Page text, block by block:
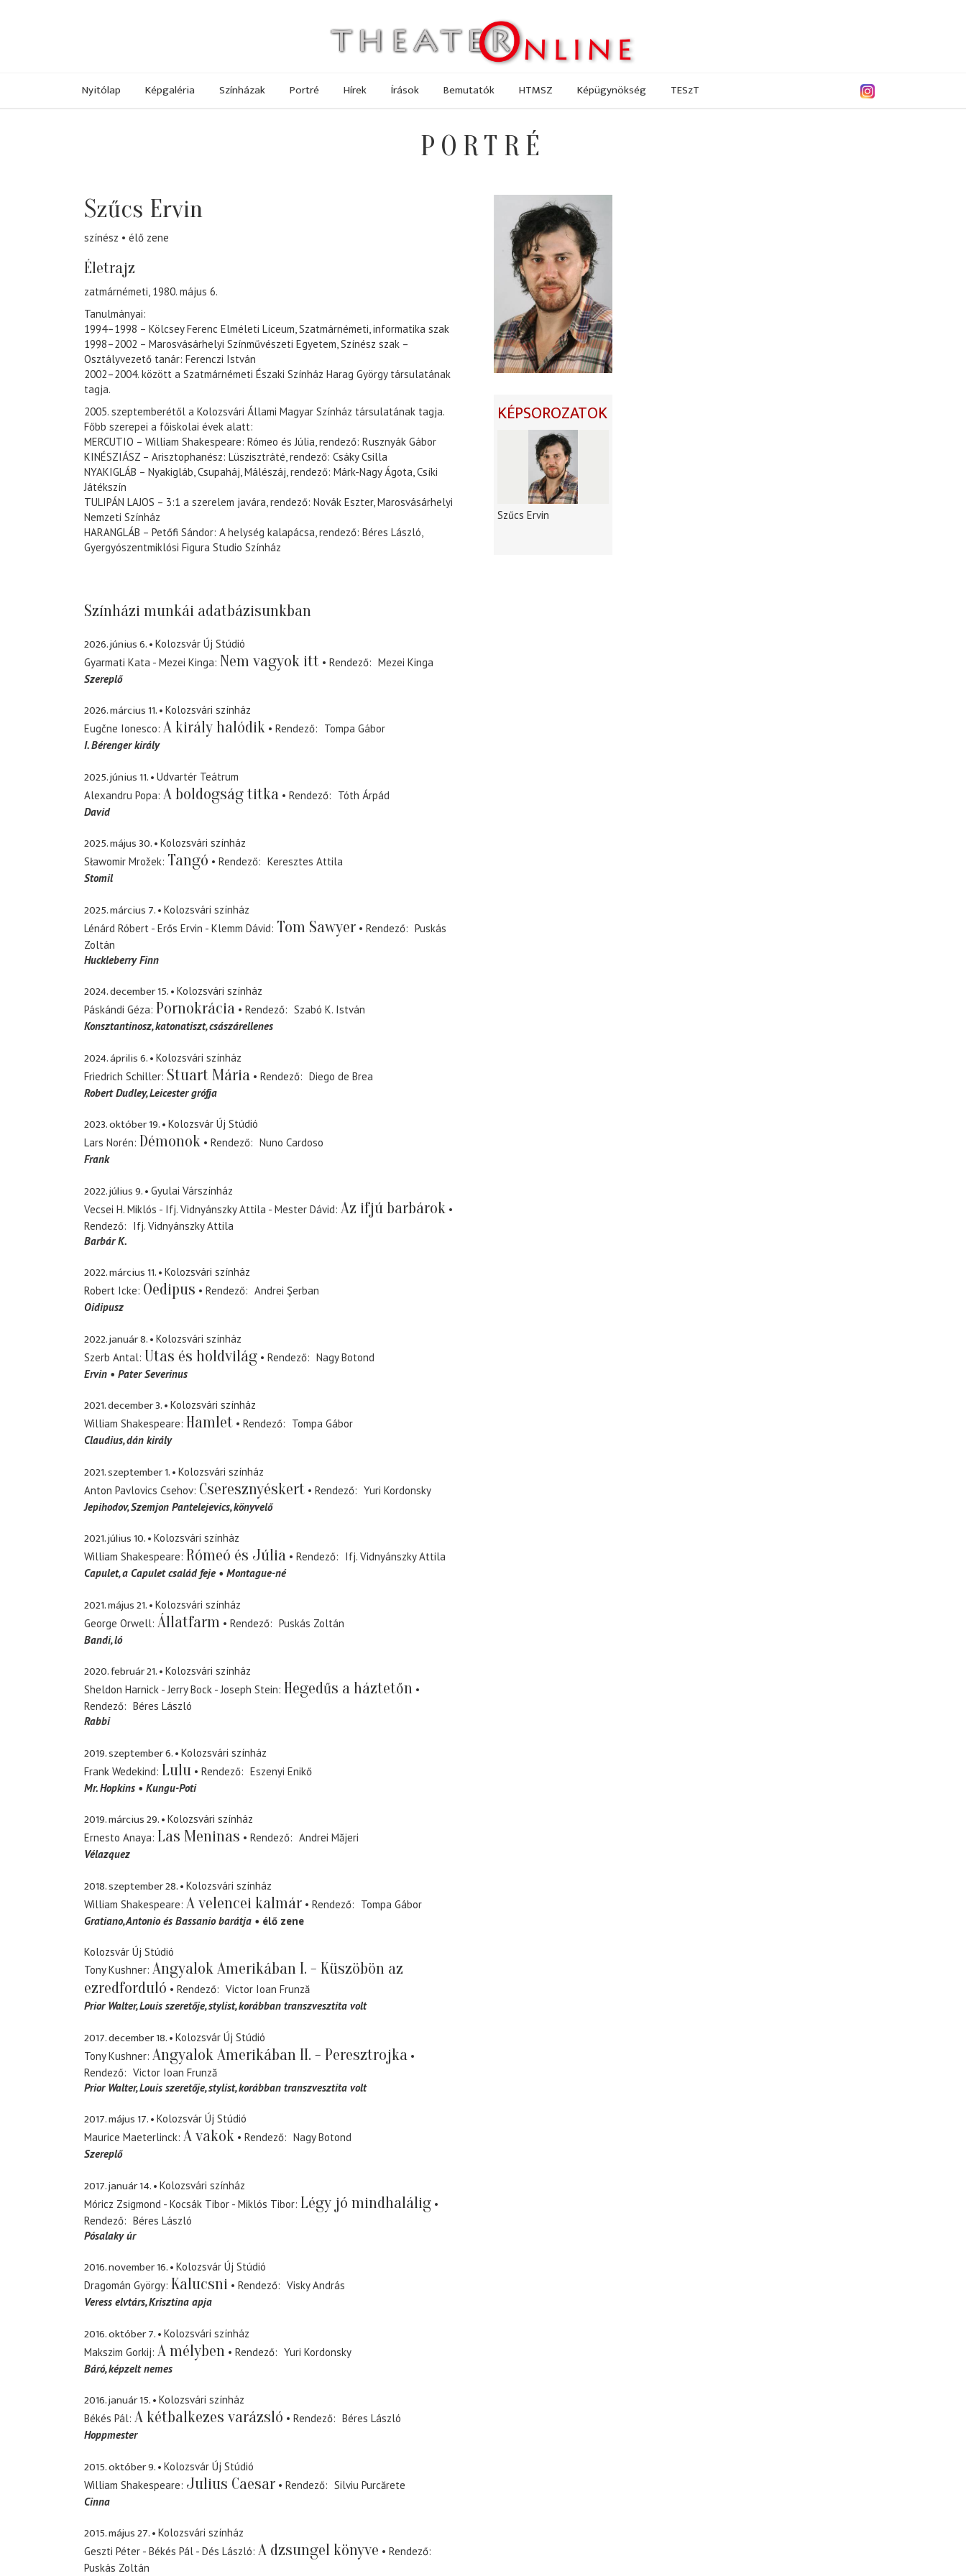
Nyitólap Képgaléria Színházak Portré Hírek Írások Bemutatók HTMSZ Képügynökség TESzT
PORTRÉ
Szűcs Ervin
színész élő zene
Életrajz
zatmárnémeti, 1980. május 6.
Tanulmányai:
1994–1998 – Kölcsey Ferenc Elméleti Líceum, Szatmárnémeti, informatika szak
1998–2002 – Marosvásárhelyi Színművészeti Egyetem, Színész szak –
Osztályvezető tanár: Ferenczi István
2002–2004. között a Szatmárnémeti Északi Színház Harag György társulatának
tagja.
2005. szeptemberétől a Kolozsvári Állami Magyar Színház társulatának tagja.
Főbb szerepei a főiskolai évek alatt:
MERCUTIO – William Shakespeare: Rómeo és Júlia, rendező: Rusznyák Gábor
KINÉSZIÁSZ – Arisztophanész: Lüszisztráté, rendező: Csáky Csilla
NYAKIGLÁB – Nyakigláb, Csupaháj, Málészáj, rendező: Márk-Nagy Ágota, Csíki
Játékszín
TULIPÁN LAJOS – 3:1 a szerelem javára, rendező: Novák Eszter, Marosvásárhelyi
Nemzeti Színház
HARANGLÁB – Petőfi Sándor: A helység kalapácsa, rendező: Béres László,
Gyergyószentmiklósi Figura Studio Színház
Színházi munkái adatbázisunkban
2026. június 6.
Kolozsvár Új Stúdió
Gyarmati Kata - Mezei Kinga Nem vagyok itt Rendező
Mezei Kinga
Szereplő
2026. március 11.
Kolozsvári színház
Eugčne Ionesco A király halódik Rendező
Tompa Gábor
I. Bérenger király
2025. június 11.
Udvartér Teátrum
Alexandru Popa A boldogság titka Rendező
Tóth Árpád
David
2025. május 30.
Kolozsvári színház
Sławomir Mrožek Tangó Rendező
Keresztes Attila
Stomil
2025. március 7.
Kolozsvári színház
Lénárd Róbert - Erős Ervin - Klemm Dávid Tom Sawyer Rendező
Puskás
Zoltán
Huckleberry Finn
2024. december 15.
Kolozsvári színház
Páskándi Géza Pornokrácia Rendező
Szabó K. István
Konsztantinosz katonatiszt, császárellenes
2024. április 6.
Kolozsvári színház
Friedrich Schiller Stuart Mária Rendező
Diego de Brea
Robert Dudley Leicester grófja
2023. október 19.
Kolozsvár Új Stúdió
Lars Norén Démonok Rendező
Nuno Cardoso
Frank
2022. július 9.
Gyulai Várszínház
Vecsei H. Miklós - Ifj. Vidnyánszky Attila - Mester Dávid Az ifjú barbárok
Rendező
Ifj. Vidnyánszky Attila
Barbár K.
2022. március 11.
Kolozsvári színház
Robert Icke Oedipus Rendező
Andrei Şerban
Oidipusz
2022. január 8.
Kolozsvári színház
Szerb Antal Utas és holdvilág Rendező
Nagy Botond
Ervin
Pater Severinus
2021. december 3.
Kolozsvári színház
William Shakespeare Hamlet Rendező
Tompa Gábor
Claudius dán király
2021. szeptember 1.
Kolozsvári színház
Anton Pavlovics Csehov Cseresznyéskert Rendező
Yuri Kordonsky
Jepihodov Szemjon Pantelejevics, könyvelő
2021. július 10.
Kolozsvári színház
William Shakespeare Rómeó és Júlia Rendező
Ifj. Vidnyánszky Attila
Capulet a Capulet család feje Montague-né
2021. május 21.
Kolozsvári színház
George Orwell Állatfarm Rendező
Puskás Zoltán
Bandi ló
2020. február 21.
Kolozsvári színház
Sheldon Harnick - Jerry Bock - Joseph Stein Hegedűs a háztetőn
Rendező
Béres László
Rabbi
2019. szeptember 6.
Kolozsvári színház
Frank Wedekind Lulu Rendező
Eszenyi Enikő
Mr. Hopkins
Kungu-Poti
2019. március 29.
Kolozsvári színház
Ernesto Anaya Las Meninas Rendező
Andrei Măjeri
Vélazquez
2018. szeptember 28.
Kolozsvári színház
William Shakespeare A velencei kalmár Rendező
Tompa Gábor
Gratiano Antonio és Bassanio barátja élő zene
Kolozsvár Új Stúdió
Tony Kushner Angyalok Amerikában I. - Küszöbön az
ezredforduló
Rendező
Victor Ioan Frunză
Prior Walter Louis szeretője, stylist, korábban transzvesztita volt
2017. december 18.
Kolozsvár Új Stúdió
Tony Kushner Angyalok Amerikában II. - Peresztrojka
Rendező
Victor Ioan Frunză
Prior Walter Louis szeretője, stylist, korábban transzvesztita volt
2017. május 17.
Kolozsvár Új Stúdió
Maurice Maeterlinck A vakok Rendező
Nagy Botond
Szereplő
2017. január 14.
Kolozsvári színház
Móricz Zsigmond - Kocsák Tibor - Miklós Tibor Légy jó mindhalálig
Rendező
Béres László
Pósalaky úr
2016. november 16.
Kolozsvár Új Stúdió
Dragomán György Kalucsni Rendező
Visky András
Veress elvtárs Krisztina apja
2016. október 7.
Kolozsvári színház
Makszim Gorkij A mélyben Rendező
Yuri Kordonsky
Báró képzelt nemes
2016. január 15.
Kolozsvári színház
Békés Pál A kétbalkezes varázsló Rendező
Béres László
Hoppmester
2015. október 9.
Kolozsvár Új Stúdió
William Shakespeare Julius Caesar Rendező
Silviu Purcărete
Cinna
2015. május 27.
Kolozsvári színház
Geszti Péter - Békés Pál - Dés László A dzsungel könyve
Rendező
Puskás Zoltán
KÉPSOROZATOK
Szűcs Ervin